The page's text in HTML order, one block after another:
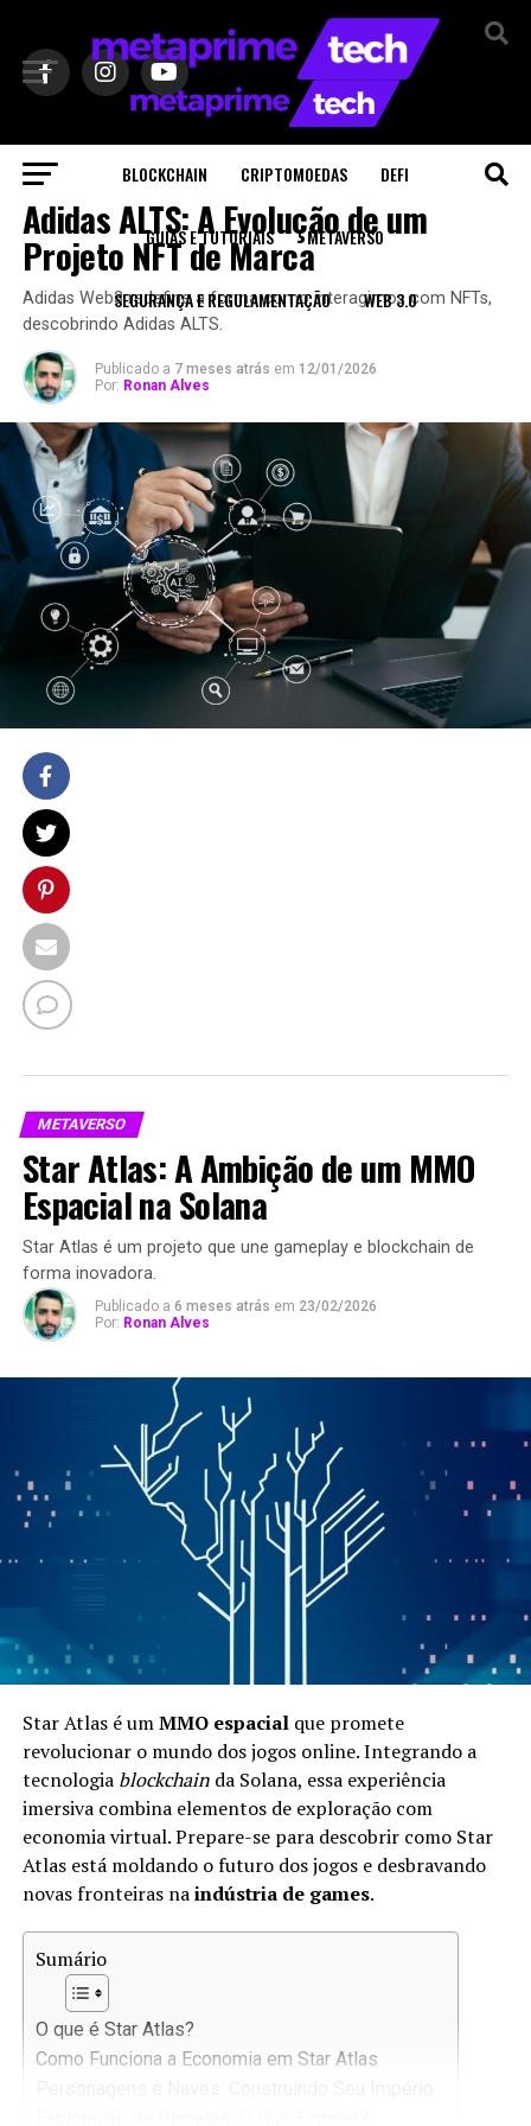
BLOCKCHAIN CRIPTOMOEDAS DEFI
GUIAS E TUTORIAIS METAVERSO
SEGURANÇA E REGULAMENTAÇÃO WEB 3.0
METAVERSO
Adidas ALTS: A Evolução de um
Projeto NFT de Marca
Adidas Web3 redefine a forma como interagimos com NFTs,
descobrindo Adidas ALTS.
Publicado a 7 meses atrás em 12/01/2026
Por: Ronan Alves
METAVERSO
Star Atlas: A Ambição de um MMO
Espacial na Solana
Star Atlas é um projeto que une gameplay e blockchain de
forma inovadora.
Publicado a 6 meses atrás em 23/02/2026
Por: Ronan Alves
Star Atlas é umMMO espacialque promete
revolucionar o mundo dos jogos online. Integrando a
tecnologia blockchainda Solana, essa experiência
imersiva combina elementos de exploração com
economia virtual. Prepare-se para descobrir como Star
Atlas está moldando o futuro dos jogos e desbravando
novas fronteiras naindústria de games.
Sumário
O que é Star Atlas?
Como Funciona a Economia em Star Atlas